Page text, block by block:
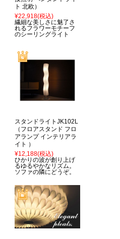
ト 北欧）
¥22,918(税込)
繊細な美しさに魅了さ
れるフラワーモチーフ
のシーリングライト
スタンドライトJK102L
（フロアスタンド フロ
アランプ インテリアラ
イト ）
¥12,188(税込)
ひかりの波が創り上げ
るゆるやかなリズム。
ソファの隣にどうぞ。